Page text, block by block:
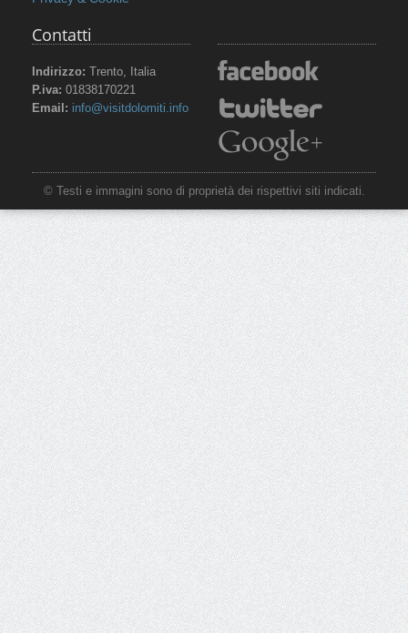
Contatti
Indirizzo: Trento, Italia
P.iva: 01838170221
Email: info@visitdolomiti.info
© Testi e immagini sono di proprietà dei rispettivi siti indicati.